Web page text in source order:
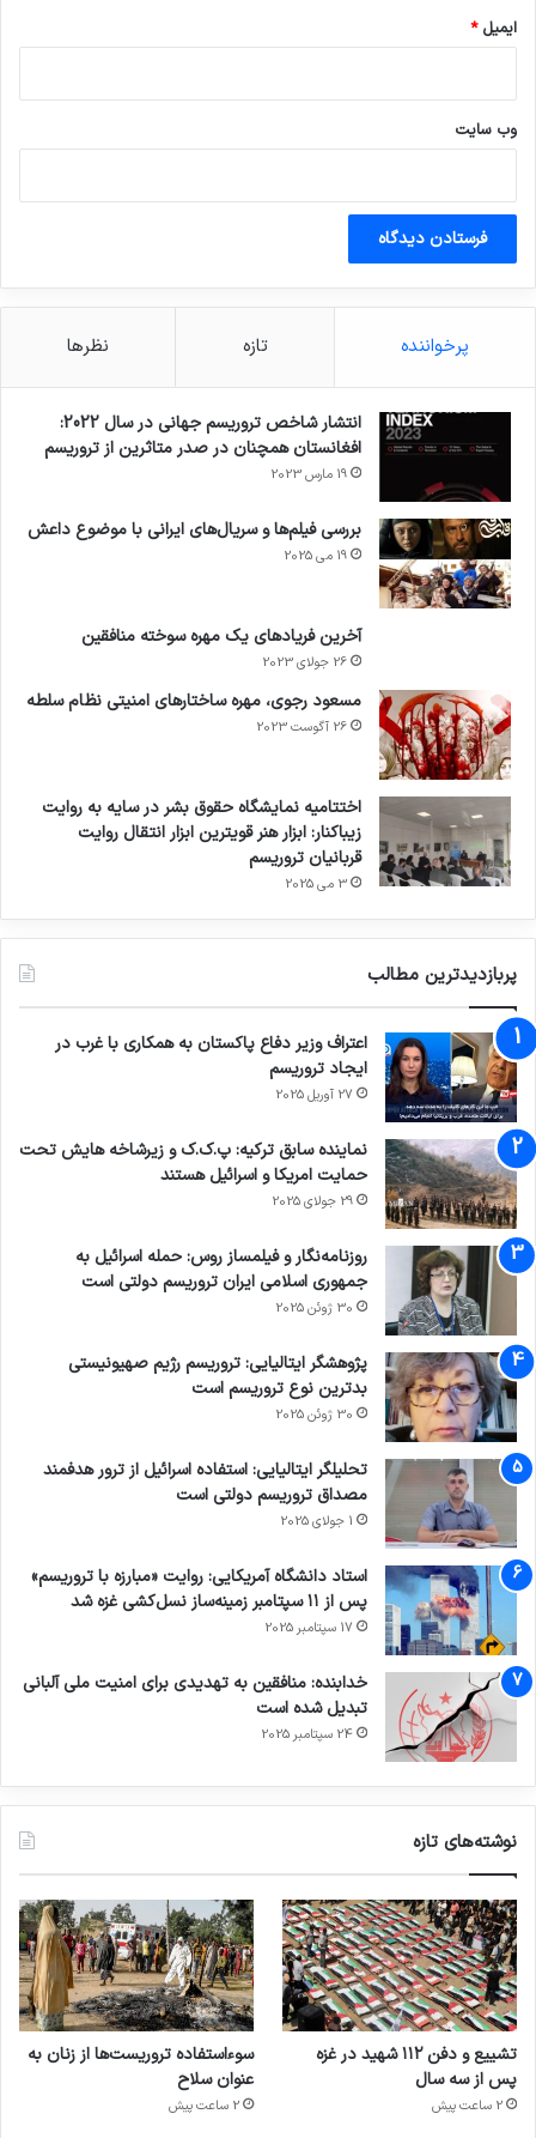
ایمیل*
وب‌ سایت
پرخواننده تازه نظرها
انتشار شاخص تروریسم جهانی در سال 2022:
افغانستان همچنان در صدر متاثرین از تروریسم
19 مارس 2023
بررسی فیلم‌ها و سریال‌های ایرانی با موضوع داعش
19 می 2025
آخرین فریادهای یک مهره سوخته منافقین
26 جولای 2023
مسعود رجوی، مهره ساختارهای امنیتی نظام سلطه
26 آگوست 2023
اختتامیه نمایشگاه حقوق بشر در سایه به روایت
زیباکنار: ابزار هنر قویترین ابزار انتقال روایت
قربانیان تروریسم
3 می 2025
پربازدیدترین مطالب
اعتراف وزیر دفاع پاکستان به همکاری با غرب در
ایجاد تروریسم
27 آوریل 2025
نماینده سابق ترکیه: پ.ک.ک و زیرشاخه هایش تحت
حمایت امریکا و اسرائیل هستند
29 جولای 2025
روزنامه‌نگار و فیلمساز روس: حمله اسرائیل به
جمهوری اسلامی ایران تروریسم دولتی است
30 ژوئن 2025
پژوهشگر ایتالیایی: تروریسم رژیم صهیونیستی
بدترین نوع تروریسم است
30 ژوئن 2025
تحلیلگر ایتالیایی: استفاده اسرائیل از ترور هدفمند
مصداق تروریسم دولتی است
1 جولای 2025
استاد دانشگاه آمریکایی: روایت «مبارزه با تروریسم»
پس از ۱۱ سپتامبر زمینه‌ساز نسل‌کشی غزه شد
17 سپتامبر 2025
خدابنده: منافقین به تهدیدی برای امنیت ملی آلبانی
تبدیل شده است
24 سپتامبر 2025
نوشته‌های تازه
تشییع و دفن ۱۱۲ شهید در غزه
پس از سه سال
2 ساعت پیش
سوءاستفاده تروریست‌ها از زنان به
عنوان سلاح
2 ساعت پیش